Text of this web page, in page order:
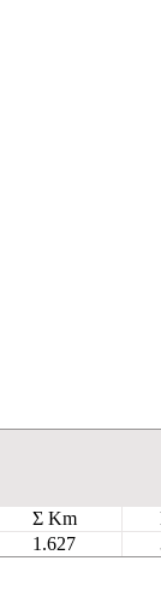
Σ Km
1.627